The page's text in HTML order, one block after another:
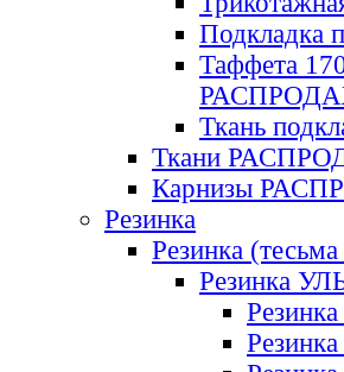
Подкладка
Таффета
Ткань
Ткани
Карнизы
Резинка
Резинка
Резинка